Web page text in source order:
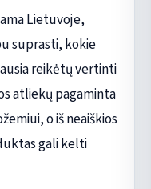
Lietuvoje,
suprasti, kokie
reikėtų vertinti
atliekų pagaminta
o iš neaiškios
gali kelti